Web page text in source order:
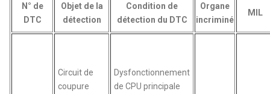
N° de
DTC
Objet de la
détection
Condition de
détection du DTC
Organe
incriminé
MIL
Circuit de
coupure
Dysfonctionnement
de CPU principale